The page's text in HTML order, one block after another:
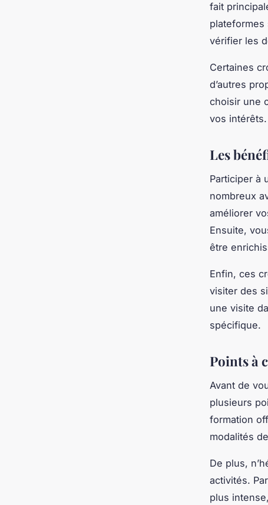
fait
plateformes
vérifier les
Certaines
d’autres
choisir une
vos intérêts.
Les
Participer à
nombreux
améliorer
Ensuite,
être
Enfin, ces
visiter des
une visite
spécifique.
Points à
Avant de
plusieurs
formation
modalités
De plus,
activités.
plus